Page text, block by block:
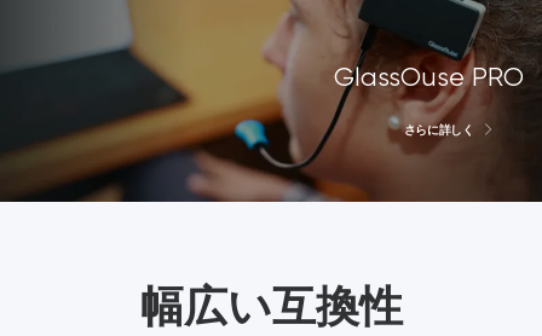
GlassOuse PRO
さらに詳しく
幅広い互換性